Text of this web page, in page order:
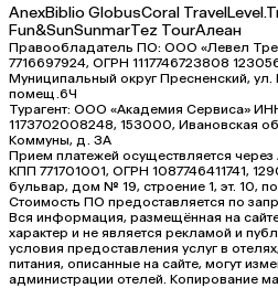
AnexBiblio GlobusCoral Travel
Fun&SunSunmarTez TourАлеан
Правообладатель ПО: ООО «Левел
7716697924, ОГРН 1117746723808
Муниципальный округ Пресненский,
помещ.6Ч
Турагент: ООО «Академия Сервиса»
1173702008248, 153000, Ивановская
Коммуны, д. ЗА
Прием платежей осуществляется
КПП 771701001, ОГРН 1087746411741,
бульвар, дом № 19, строение 1, эт. 10,
Стоимость ПО предоставляется по
Вся информация, размещённая на
характер и не является рекламой и
условия предоставления услуг в
питания, описанные на сайте, могут
администрации отелей. Копирование